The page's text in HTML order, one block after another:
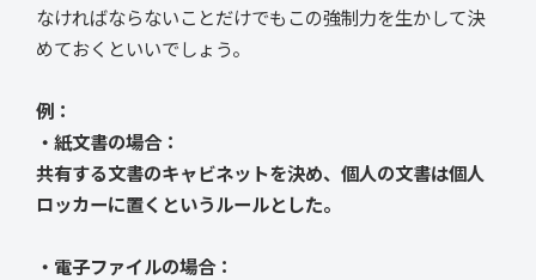
なければならないことだけでもこの強制力を生かして決
めておくといいでしょう。
例：
・紙文書の場合：
共有する文書のキャビネットを決め、個人の文書は個人
ロッカーに置くというルールとした。
・電子ファイルの場合：